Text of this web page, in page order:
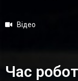
Відео
Час